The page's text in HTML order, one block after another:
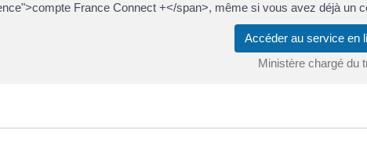
France Connect +</span>, même si vous avez déjà un
Accéder au service en
Ministère chargé du